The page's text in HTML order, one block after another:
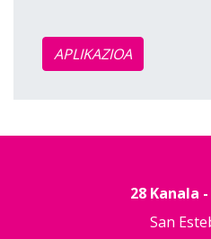
APLIKAZIOA
28 Kanala
San